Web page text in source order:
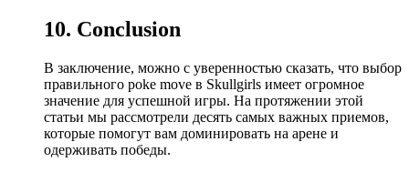
10. Conclusion
В заключение, можно с уверенностью сказать, что выбор
правильного poke move в Skullgirls имеет огромное
значение для успешной игры. На протяжении этой
статьи мы рассмотрели десять самых важных приемов,
которые помогут вам доминировать на арене и
одерживать победы.